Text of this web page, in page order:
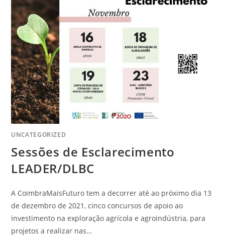
UNCATEGORIZED
Sessões de Esclarecimento
LEADER/DLBC
A CoimbraMaisFuturo tem a decorrer até ao próximo dia 13
de dezembro de 2021, cinco concursos de apoio ao
investimento na exploração agrícola e agroindústria, para
projetos a realizar nas…